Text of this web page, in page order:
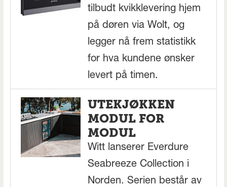
tilbudt kvikklevering hjem
på døren via Wolt, og
legger nå frem statistikk
for hva kundene ønsker
levert på timen.
UTEKJØKKEN
MODUL FOR
MODUL
Witt lanserer Everdure
Seabreeze Collection i
Norden. Serien består av